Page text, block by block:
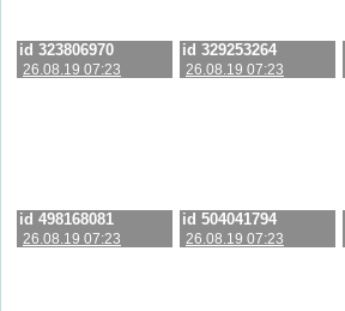
id 323806970
26.08.19 07:23
id 329253264
26.08.19 07:23
id 498168081
26.08.19 07:23
id 504041794
26.08.19 07:23